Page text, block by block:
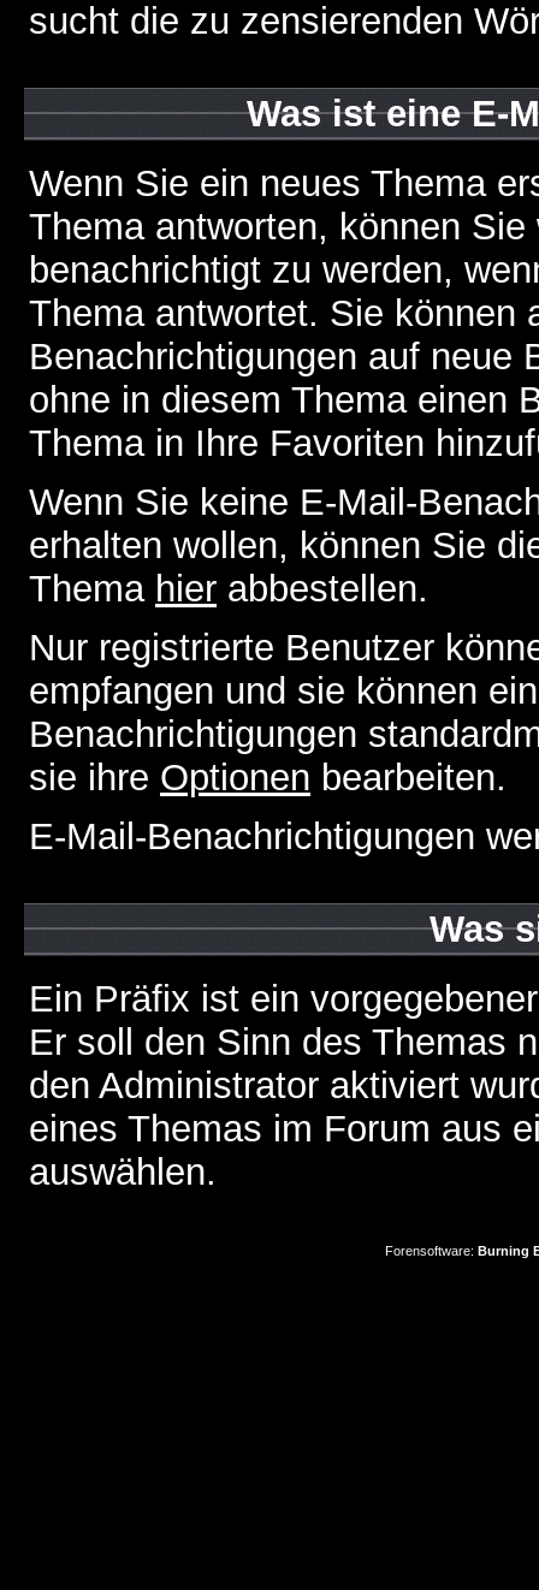
sucht die zu zensierenden
Was ist eine E-
Wenn Sie ein neues Thema
Thema antworten, können
benachrichtigt zu werden,
Thema antwortet. Sie können
Benachrichtigungen auf neue
ohne in diesem Thema einen
Thema in Ihre Favoriten
Wenn Sie keine E-Mail-
erhalten wollen, können Sie
Thema hier abbestellen.
Nur registrierte Benutzer
empfangen und sie können
Benachrichtigungen
sie ihre Optionen bearbeiten.
E-Mail-Benachrichtigungen
Was
Ein Präfix ist ein
Er soll den Sinn des Themas
den Administrator aktiviert
eines Themas im Forum aus
auswählen.
Forensoftware: Burning